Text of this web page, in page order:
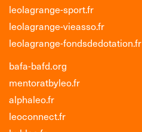
leolagrange-sport.fr
leolagrange-vieasso.fr
leolagrange-fondsdedotation.fr
bafa-bafd.org
mentoratbyleo.fr
alphaleo.fr
leoconnect.fr